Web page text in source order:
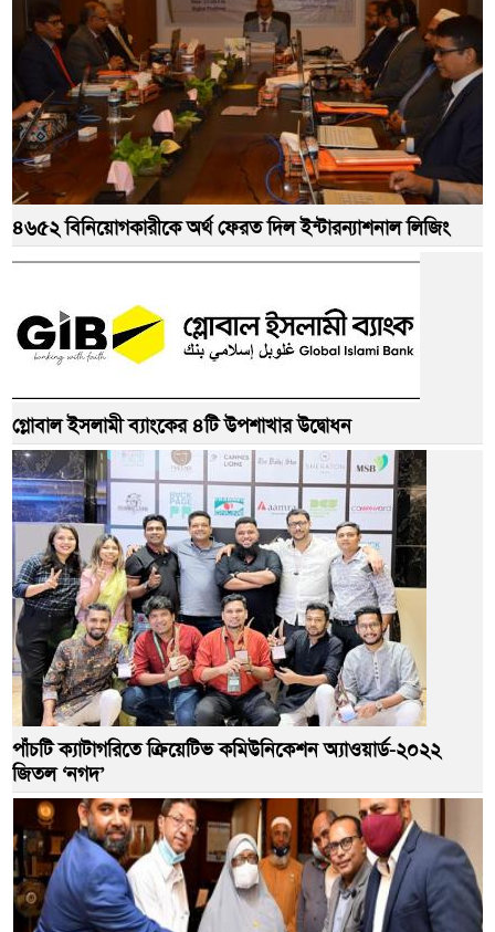
৪৬৫২ বিনিয়োগকারীকে অর্থ ফেরত দিল ইন্টারন্যাশনাল লিজিং
গ্লোবাল ইসলামী ব্যাংকের ৪টি উপশাখার উদ্বোধন
পাঁচটি ক্যাটাগরিতে ক্রিয়েটিভ কমিউনিকেশন অ্যাওয়ার্ড-২০২২
জিতল ‘নগদ’